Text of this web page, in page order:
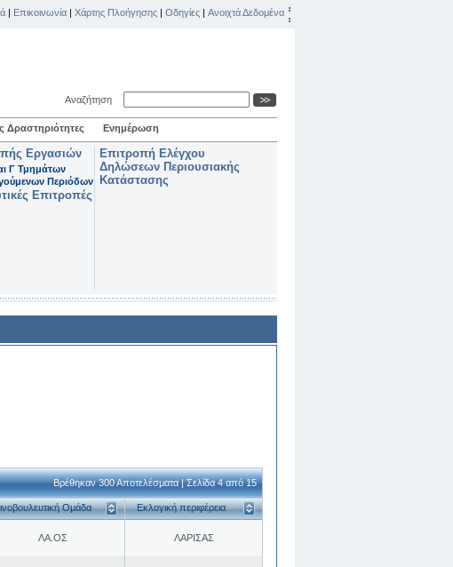
| Επικοινωνία | Χάρτης Πλοήγησης | Οδηγίες | Ανοιχτά Δεδομένα
Αναζήτηση
Δραστηριότητες Ενημέρωση
Εργασιών
Γ Τμημάτων
Περιόδων
Επιτροπές
Επιτροπή Ελέγχου
Δηλώσεων Περιουσιακής
Κατάστασης
Βρέθηκαν 300 Αποτελέσματα | Σελίδα 4 από 15
Ομάδα Εκλογική περιφέρεια
ΛΑ.ΟΣ ΛΑΡΙΣΑΣ